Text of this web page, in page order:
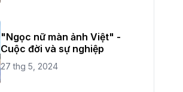
"Ngọc nữ màn ảnh Việt" -
Cuộc đời và sự nghiệp
27 thg 5, 2024